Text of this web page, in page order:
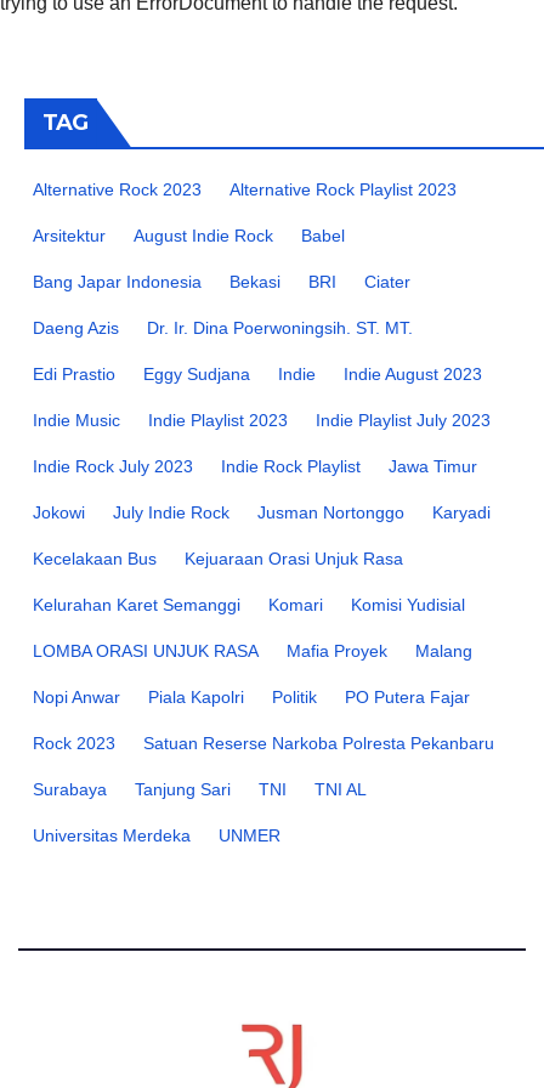
TAG
Alternative Rock 2023 Alternative Rock Playlist 2023
Arsitektur August Indie Rock Babel
Bang Japar Indonesia Bekasi BRI Ciater
Daeng Azis Dr. Ir. Dina Poerwoningsih. ST. MT.
Edi Prastio Eggy Sudjana Indie Indie August 2023
Indie Music Indie Playlist 2023 Indie Playlist July 2023
Indie Rock July 2023 Indie Rock Playlist Jawa Timur
Jokowi July Indie Rock Jusman Nortonggo Karyadi
Kecelakaan Bus Kejuaraan Orasi Unjuk Rasa
Kelurahan Karet Semanggi Komari Komisi Yudisial
LOMBA ORASI UNJUK RASA Mafia Proyek Malang
Nopi Anwar Piala Kapolri Politik PO Putera Fajar
Rock 2023 Satuan Reserse Narkoba Polresta Pekanbaru
Surabaya Tanjung Sari TNI TNI AL
Universitas Merdeka UNMER